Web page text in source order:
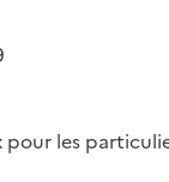
pour les